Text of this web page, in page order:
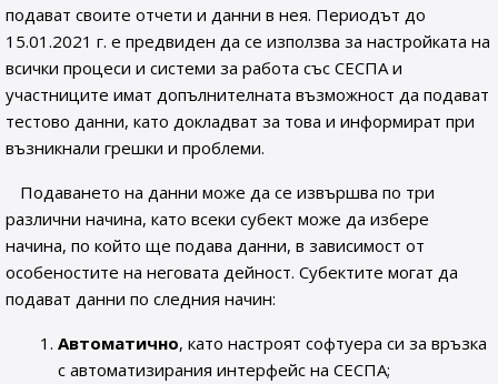
подават своите отчети и данни в нея. Периодът до
15.01.2021 г. е предвиден да се използва за настройката на
всички процеси и системи за работа със СЕСПА и
участниците имат допълнителната възможност да подават
тестово данни, като докладват за това и информират при
възникнали грешки и проблеми.
Подаването на данни може да се извършва по три
различни начина, като всеки субект може да избере
начина, по който ще подава данни, в зависимост от
особеностите на неговата дейност. Субектите могат да
подават данни по следния начин:
Автоматично, като настроят софтуера си за връзка
с автоматизирания интерфейс на СЕСПА;